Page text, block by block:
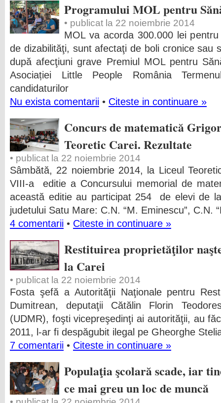
Programului MOL pentru
• publicat la 22 noiembrie 2014
MOL va acorda 300.000 lei
de dizabilităţi, sunt afectaţi de boli cronice sau
după afecţiuni grave Premiul MOL pentru
Asociației Little People România
candidaturilor
Nu exista comentarii • Citeste in continuare »
Concurs de matematică
Teoretic Carei. Rezultate
• publicat la 22 noiembrie 2014
Sâmbătă, 22 noiembrie 2014, la Liceul
VIII-a editie a Concursului memorial de
această editie au participat 254 de elevi de
judetului Satu Mare: C.N. “M. Eminescu”, C.N.
4 comentarii • Citeste in continuare »
Restituirea proprietăţilor
la Carei
• publicat la 22 noiembrie 2014
Fosta şefă a Autorităţii Naţionale pentru
Dumitrean, deputaţii Cătălin Florin
(UDMR), foşti vicepreşedinţi ai autorităţii, au
2011, l-ar fi despăgubit ilegal pe Gheorghe
7 comentarii • Citeste in continuare »
Populaţia şcolară scade, iar
ce mai greu un loc de muncă